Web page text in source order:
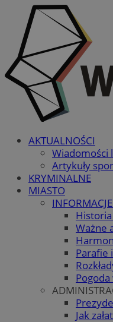
AKTUALNOŚCI
Wiadomości
Artykuły
KRYMINALNE
MIASTO
Ważne
Parafie
Pogoda
Jak